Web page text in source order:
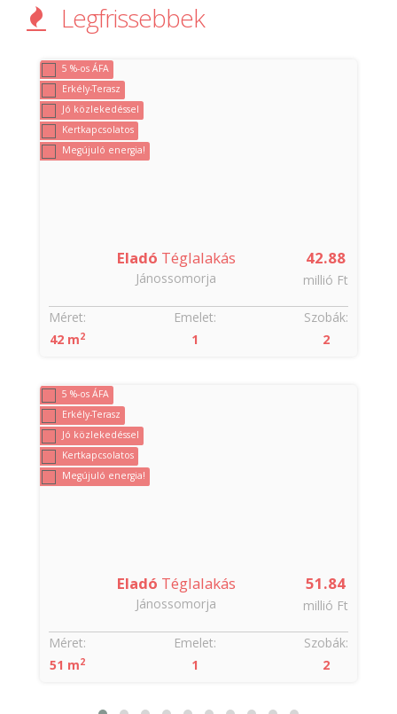
Legfrissebbek
5 %-os ÁFA
Erkély-Terasz
Jó közlekedéssel
Kertkapcsolatos
Megújuló energia!
42.88
millió Ft
Eladó Téglalakás
Jánossomorja
Szobák:
2
Méret:
42 m2
Emelet:
1
5 %-os ÁFA
Erkély-Terasz
Jó közlekedéssel
Kertkapcsolatos
Megújuló energia!
51.84
millió Ft
Eladó Téglalakás
Jánossomorja
Szobák:
2
Méret:
51 m2
Emelet:
1